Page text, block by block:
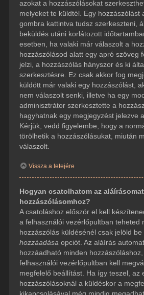
azokat a hozzászólásokat
melyeket te küldtél. Egy hozzászólást
gombra kattintva tudsz szerkeszteni,
beküldés utáni korlátozott
esetben, ha valaki már válaszolt a
hozzászólásod alatt egy apró szöveg
jelzi, a hozzászólás hányszor és ki
szerkesztésre. Ez csak akkor fog
küldött már valaki egy hozzászólást,
nem válaszolt senki, illetve ha egy
adminisztrátor szerkesztette a
hagyhatnak egy megjegyzést jelezve
Kérjük, vedd figyelembe, hogy a
törölhetik a hozzászólásukat, miután
válaszolt.
Vissza a tetejére
Hogyan csatolhatom az
hozzászólásomhoz?
A csatoláshoz először el kell
a felhasználói vezérlőpultban teheted
hozzászólás küldésénél csak jelöld be
hozzáadása opciót. Az aláírás
hozzáadható minden
felhasználói vezérlőpultban kell
megfelelő beállítást. Ha így teszel, az
hozzászólásoknál a küldéskor a
kikapcsolásával még mindig